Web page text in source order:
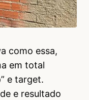
como essa,
em total
e target.
e resultado